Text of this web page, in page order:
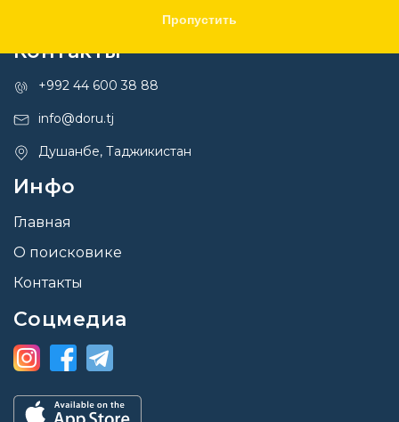
Пропустить
Контакты
+992 44 600 38 88
info@doru.tj
Душанбе, Таджикистан
Инфо
Главная
О поисковике
Контакты
Соцмедиа